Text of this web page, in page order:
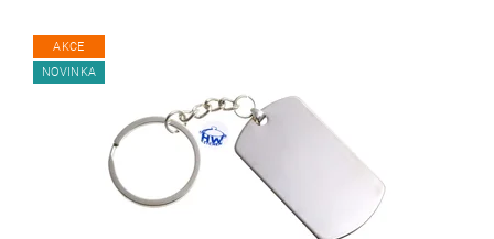
AKCE
NOVINKA